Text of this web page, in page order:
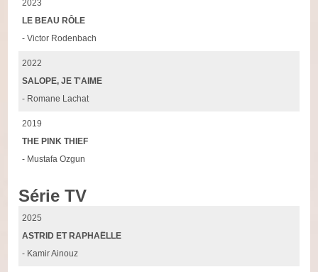
2023
LE BEAU RÔLE
- Victor Rodenbach
2022
SALOPE, JE T'AIME
- Romane Lachat
2019
THE PINK THIEF
- Mustafa Ozgun
Série TV
2025
ASTRID ET RAPHAËLLE
- Kamir Ainouz